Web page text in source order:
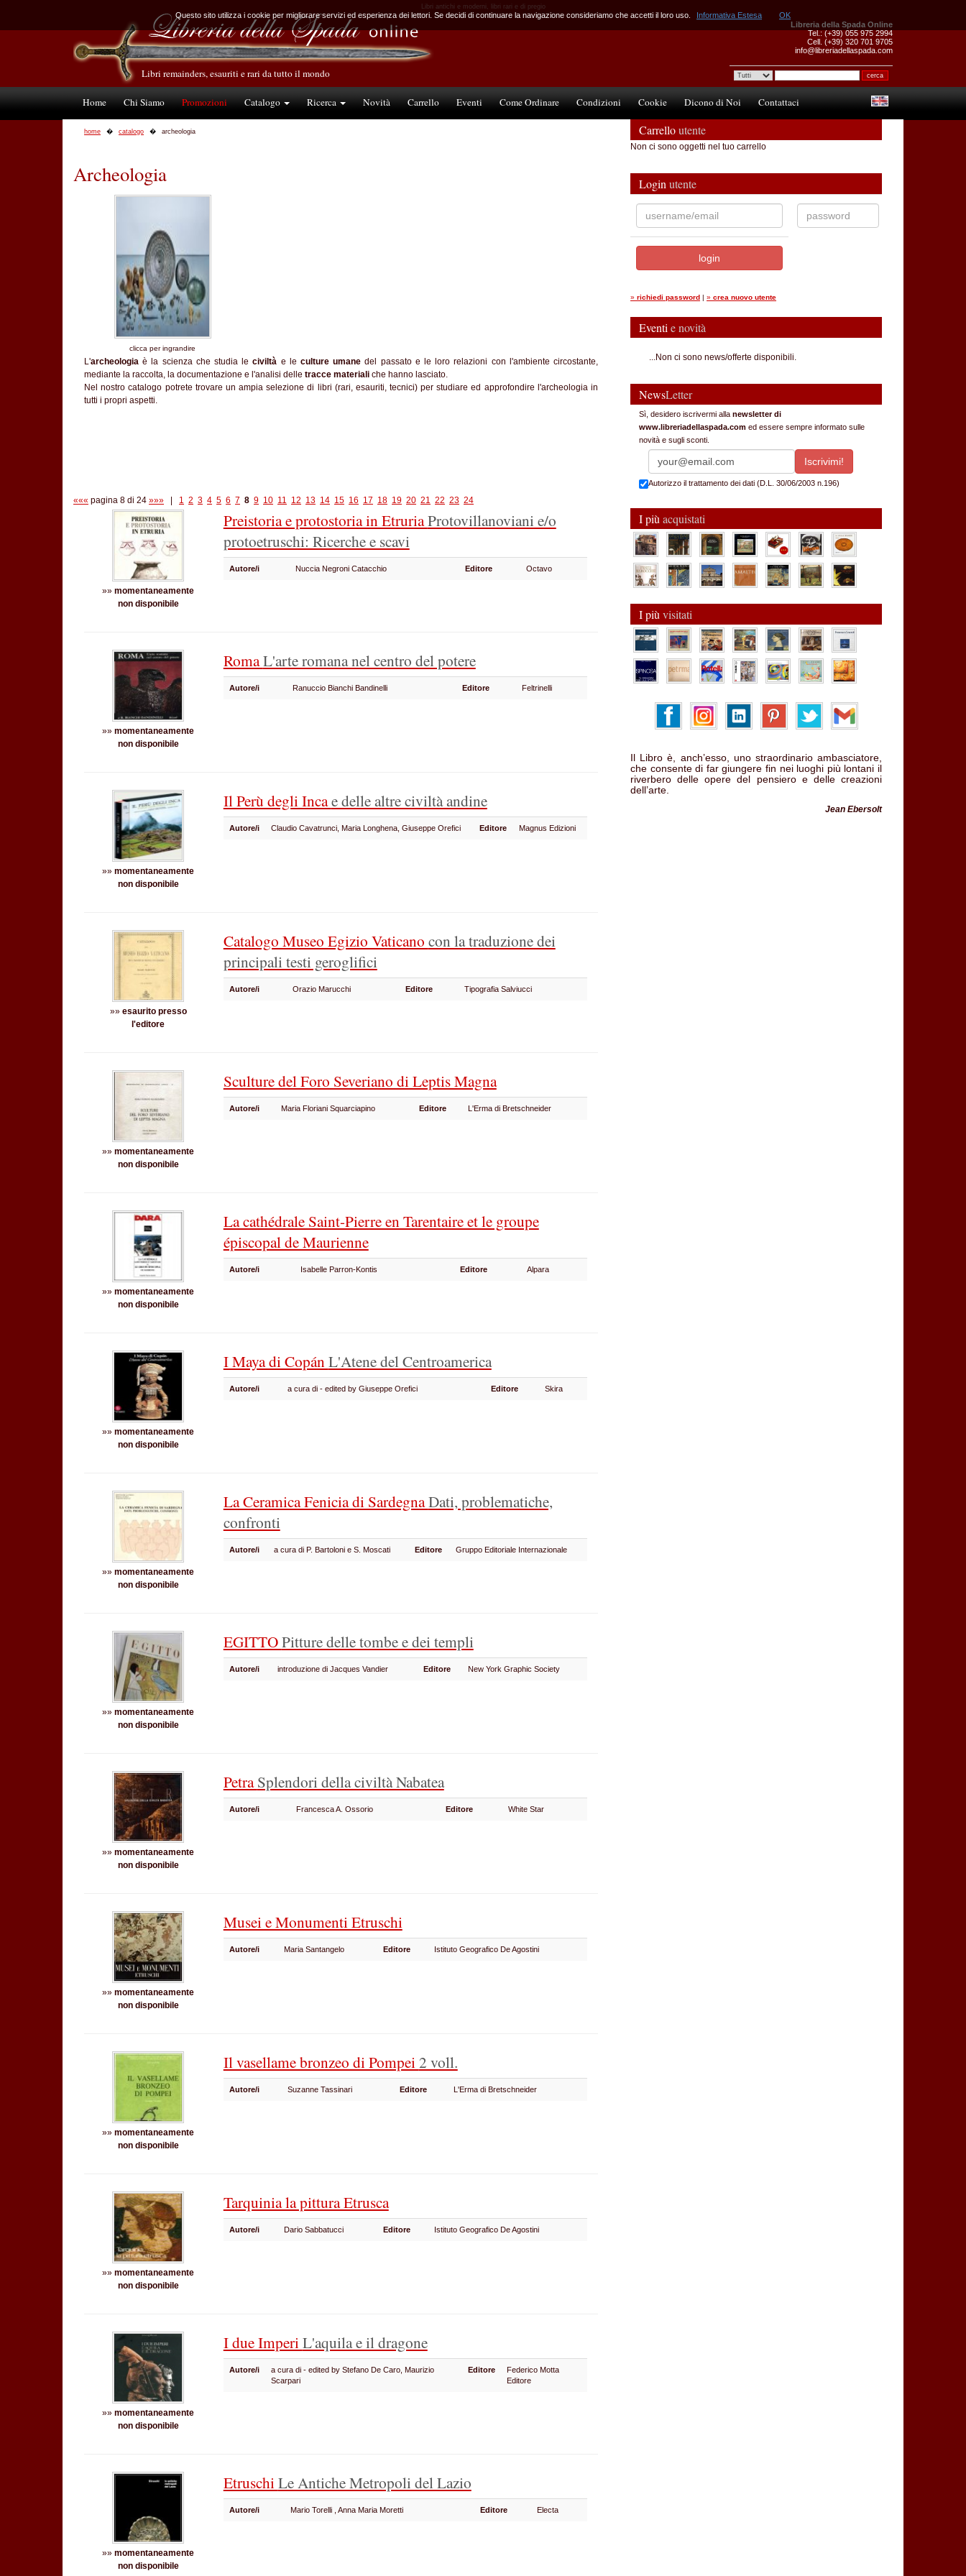
Libri antichi e moderni, libri rari e di pregio
Libreria della Spada Online
Tel.: (+39) 055 975 2994
Cell. (+39) 320 701 9705
info@libreriadellaspada.com
Libri remainders, esauriti e rari da tutto il mondo
Home Chi Siamo Promozioni Catalogo Ricerca Novità Carrello Eventi Come Ordinare Condizioni Cookie Dicono di Noi Contattaci
home catalogo archeologia
Archeologia
clicca per ingrandire
L'archeologia è la scienza che studia leciviltà e leculture umane del passato e le loro relazioni con l'ambiente circostante,
mediante la raccolta, la documentazione e l'analisi delle tracce materiali che hanno lasciato.
Nel nostro catalogo potrete trovare un ampia selezione di libri (rari, esauriti, tecnici) per studiare ed approfondire l'archeologia in
tutti i propri aspetti.
««« pagina 8 di 24 »»» 1 2 3 4 5 6 7 8 9 10 11 12 13 14 15 16 17 18 19 20 21 22 23 24
»»momentaneamente
non disponibile
Preistoria e protostoria in EtruriaProtovillanoviani e/o
protoetruschi: Ricerche e scavi
Autore/i Nuccia Negroni Catacchio Editore Octavo
»»momentaneamente
non disponibile
RomaL'arte romana nel centro del potere
Autore/i Ranuccio Bianchi Bandinelli Editore Feltrinelli
»»momentaneamente
non disponibile
Il Perù degli Incae delle altre civiltà andine
Autore/i Claudio Cavatrunci, Maria Longhena, Giuseppe Orefici Editore Magnus Edizioni
»» esaurito presso
l'editore
Catalogo Museo Egizio Vaticano con la traduzione dei
principali testi geroglifici
Autore/i Orazio Marucchi Editore Tipografia Salviucci
»»momentaneamente
non disponibile
Sculture del Foro Severiano di Leptis Magna
Autore/i Maria Floriani Squarciapino Editore L'Erma di Bretschneider
»»momentaneamente
non disponibile
La cathédrale Saint-Pierre en Tarentaire et le groupe
épiscopal de Maurienne
Autore/i Isabelle Parron-Kontis Editore Alpara
»»momentaneamente
non disponibile
I Maya di CopánL'Atene del Centroamerica
Autore/i a cura di - edited by Giuseppe Orefici Editore Skira
»»momentaneamente
non disponibile
La Ceramica Fenicia di SardegnaDati, problematiche,
confronti
Autore/i a cura di P. Bartoloni e S. Moscati Editore Gruppo Editoriale Internazionale
»»momentaneamente
non disponibile
EGITTOPitture delle tombe e dei templi
Autore/i introduzione di Jacques Vandier Editore New York Graphic Society
»»momentaneamente
non disponibile
PetraSplendori della civiltà Nabatea
Autore/i Francesca A. Ossorio Editore White Star
»»momentaneamente
non disponibile
Musei e Monumenti Etruschi
Autore/i Maria Santangelo Editore Istituto Geografico De Agostini
»»momentaneamente
non disponibile
Il vasellame bronzeo di Pompei2 voll.
Autore/i Suzanne Tassinari Editore L'Erma di Bretschneider
»»momentaneamente
non disponibile
Tarquinia la pittura Etrusca
Autore/i Dario Sabbatucci Editore Istituto Geografico De Agostini
»»momentaneamente
non disponibile
I due ImperiL'aquila e il dragone
Autore/i
a cura di - edited by Stefano De Caro, Maurizio
Scarpari
Editore
Federico Motta
Editore
»»momentaneamente
non disponibile
EtruschiLe Antiche Metropoli del Lazio
Autore/i Mario Torelli , Anna Maria Moretti Editore Electa
Carrelloutente
Non ci sono oggetti nel tuo carrello
Login utente
» richiedi password | » crea nuovo utente
Eventi e novità
...Non ci sono news/offerte disponibili.
NewsLetter
Sì, desidero iscrivermi alla newsletter di
www.libreriadellaspada.com ed essere sempre informato sulle
novità e sugli sconti.
Autorizzo il trattamento dei dati (D.L. 30/06/2003 n.196)
I più acquistati
I più visitati
Il Libro è, anch’esso, uno straordinario ambasciatore,
che consente di far giungere fin nei luoghi più lontani il
riverbero delle opere del pensiero e delle creazioni
dell’arte.
Jean Ebersolt
Questo sito utilizza i cookie per migliorare servizi ed esperienza dei lettori. Se decidi di continuare la navigazione consideriamo che accetti il loro uso. Informativa Estesa OK